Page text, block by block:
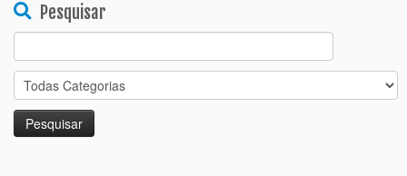
Pesquisar
Search
for: